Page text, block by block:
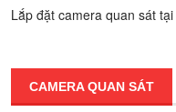
Lắp đặt camera quan sát
CAMERA QUAN SÁT